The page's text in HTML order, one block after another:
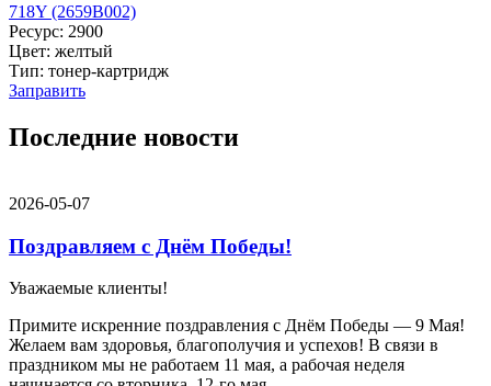
718Y (2659B002)
Ресурс: 2900
Цвет: желтый
Тип: тонер-картридж
Заправить
Последние новости
2026-05-07
Поздравляем с Днём Победы!
Уважаемые клиенты!
Примите искренние поздравления с Днём Победы — 9 Мая!
Желаем вам здоровья, благополучия и успехов! В связи в
праздником мы не работаем 11 мая, а рабочая неделя